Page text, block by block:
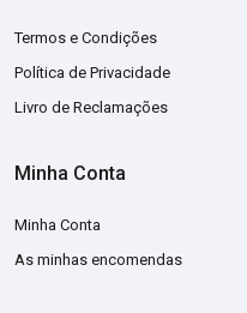
Termos e Condições
Política de Privacidade
Livro de Reclamações
Minha Conta
Minha Conta
As minhas encomendas